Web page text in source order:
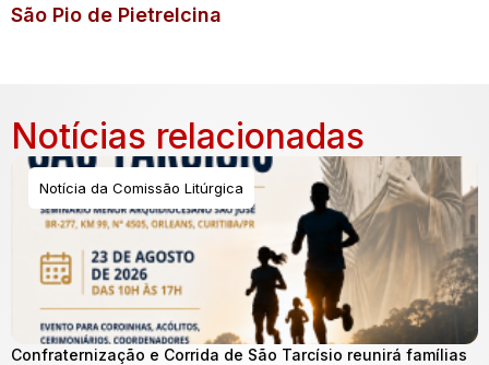
São Pio de Pietrelcina
Notícias relacionadas
Notícia da Comissão Litúrgica
Confraternização e Corrida de São Tarcísio reunirá famílias